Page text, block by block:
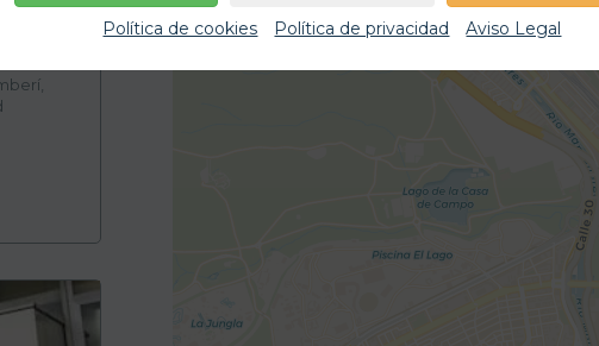
de
Política de cookies
Política de privacidad Aviso Legal